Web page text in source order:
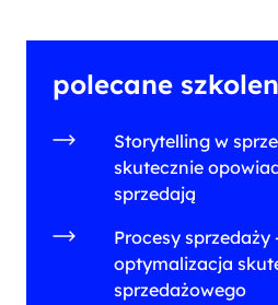
polecane
Storytelling w
skutecznie
sprzedają
Procesy sprzedaży
optymalizacja
sprzedażowego